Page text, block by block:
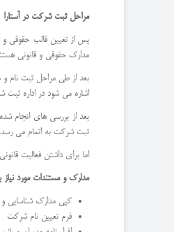
مراحل ثبت شرکت در آستارا
پس از تعیین قالب حقوقی و
مدارک حقوقی و قانونی
بعد از طی مراحل ثبت نام
اشاره می شود در اداره
بعد از بررسی های انجام
ثبت شرکت به اتمام می رسد.
اما برای داشتن فعالیت
مدارک و مستندات مورد
کپی مدارک شناسایی و
فرم تعیین نام شرکت